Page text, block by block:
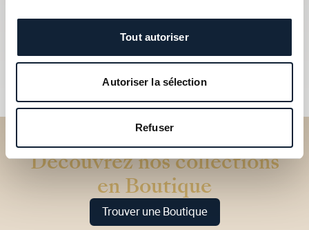
Tout autoriser
Autoriser la sélection
Refuser
Découvrez nos collections
en Boutique
Trouver une Boutique